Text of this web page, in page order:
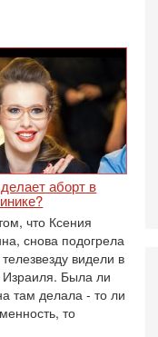
аборт в
что Ксения
снова подогрела
видели в
Израиля. Была ли
там делала - то ли
то